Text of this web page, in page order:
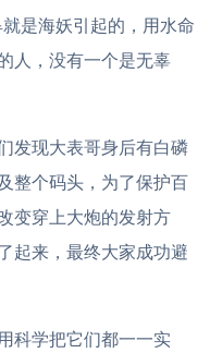
是海妖引起的，用水命
人，没有一个是无辜
发现大表哥身后有白磷
整个码头，为了保护百
变穿上大炮的发射方
起来，最终大家成功避
科学把它们都一一实